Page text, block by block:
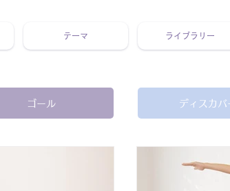
テーマ ライブラリー
ゴール ディスカバ